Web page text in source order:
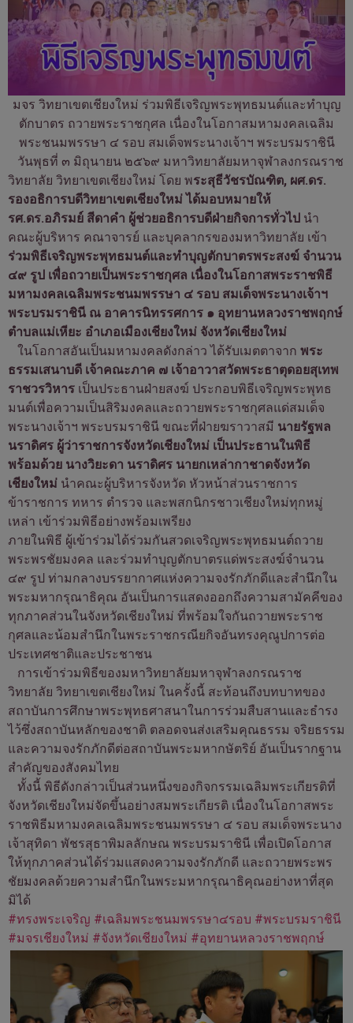
มจร วิทยาเขตเชียงใหม่ ร่วมพิธีเจริญพระพุทธมนต์และทำบุญ
ตักบาตร ถวายพระราชกุศล เนื่องในโอกาสมหามงคลเฉลิม
พระชนมพรรษา ๔ รอบ สมเด็จพระนางเจ้าฯ พระบรมราชินี
วันพุธที่ ๓ มิถุนายน ๒๕๖๙ มหาวิทยาลัยมหาจุฬาลงกรณราช
วิทยาลัย วิทยาเขตเชียงใหม่ โดย พระสุธีวัชรบัณฑิต, ผศ.ดร.
รองอธิการบดีวิทยาเขตเชียงใหม่ ได้มอบหมายให้
รศ.ดร.อภิรมย์ สีดาคำ ผู้ช่วยอธิการบดีฝ่ายกิจการทั่วไป นำ
คณะผู้บริหาร คณาจารย์ และบุคลากรของมหาวิทยาลัย เข้า
ร่วมพิธีเจริญพระพุทธมนต์และทำบุญตักบาตรพระสงฆ์ จำนวน
๔๙ รูป เพื่อถวายเป็นพระราชกุศล เนื่องในโอกาสพระราชพิธี
มหามงคลเฉลิมพระชนมพรรษา ๔ รอบ สมเด็จพระนางเจ้าฯ
พระบรมราชินี ณ อาคารนิทรรศการ ๑ อุทยานหลวงราชพฤกษ์
ตำบลแม่เหียะ อำเภอเมืองเชียงใหม่ จังหวัดเชียงใหม่
ในโอกาสอันเป็นมหามงคลดังกล่าว ได้รับเมตตาจาก พระ
ธรรมเสนาบดี เจ้าคณะภาค ๗ เจ้าอาวาสวัดพระธาตุดอยสุเทพ
ราชวรวิหาร เป็นประธานฝ่ายสงฆ์ ประกอบพิธีเจริญพระพุทธ
มนต์เพื่อความเป็นสิริมงคลและถวายพระราชกุศลแด่สมเด็จ
พระนางเจ้าฯ พระบรมราชินี ขณะที่ฝ่ายฆราวาสมี นายรัฐพล
นราดิศร ผู้ว่าราชการจังหวัดเชียงใหม่ เป็นประธานในพิธี
พร้อมด้วย นางวิยะดา นราดิศร นายกเหล่ากาชาดจังหวัด
เชียงใหม่ นำคณะผู้บริหารจังหวัด หัวหน้าส่วนราชการ
ข้าราชการ ทหาร ตำรวจ และพสกนิกรชาวเชียงใหม่ทุกหมู่
เหล่า เข้าร่วมพิธีอย่างพร้อมเพรียง
ภายในพิธี ผู้เข้าร่วมได้ร่วมกันสวดเจริญพระพุทธมนต์ถวาย
พระพรชัยมงคล และร่วมทำบุญตักบาตรแด่พระสงฆ์จำนวน
๔๙ รูป ท่ามกลางบรรยากาศแห่งความจงรักภักดีและสำนึกใน
พระมหากรุณาธิคุณ อันเป็นการแสดงออกถึงความสามัคคีของ
ทุกภาคส่วนในจังหวัดเชียงใหม่ ที่พร้อมใจกันถวายพระราช
กุศลและน้อมสำนึกในพระราชกรณียกิจอันทรงคุณูปการต่อ
ประเทศชาติและประชาชน
การเข้าร่วมพิธีของมหาวิทยาลัยมหาจุฬาลงกรณราช
วิทยาลัย วิทยาเขตเชียงใหม่ ในครั้งนี้ สะท้อนถึงบทบาทของ
สถาบันการศึกษาพระพุทธศาสนาในการร่วมสืบสานและธำรง
ไว้ซึ่งสถาบันหลักของชาติ ตลอดจนส่งเสริมคุณธรรม จริยธรรม
และความจงรักภักดีต่อสถาบันพระมหากษัตริย์ อันเป็นรากฐาน
สำคัญของสังคมไทย
ทั้งนี้ พิธีดังกล่าวเป็นส่วนหนึ่งของกิจกรรมเฉลิมพระเกียรติที่
จังหวัดเชียงใหม่จัดขึ้นอย่างสมพระเกียรติ เนื่องในโอกาสพระ
ราชพิธีมหามงคลเฉลิมพระชนมพรรษา ๔ รอบ สมเด็จพระนาง
เจ้าสุทิดา พัชรสุธาพิมลลักษณ พระบรมราชินี เพื่อเปิดโอกาส
ให้ทุกภาคส่วนได้ร่วมแสดงความจงรักภักดี และถวายพระพร
ชัยมงคลด้วยความสำนึกในพระมหากรุณาธิคุณอย่างหาที่สุด
มิได้
#ทรงพระเจริญ #เฉลิมพระชนมพรรษา๔รอบ #พระบรมราชินี
#มจรเชียงใหม่ #จังหวัดเชียงใหม่ #อุทยานหลวงราชพฤกษ์